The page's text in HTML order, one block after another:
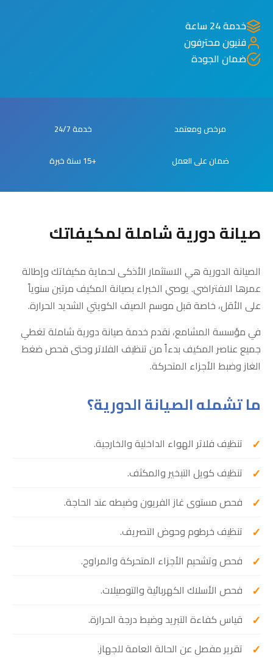
خدمة 24 ساعة
فنيون محترفون
ضمان الجودة
مرخص ومعتمد خدمة 24/7
ضمان على العمل +15 سنة خبرة
صيانة دورية شاملة لمكيفاتك
الصيانة الدورية هي الاستثمار الأذكى لحماية مكيفاتك وإطالة
عمرها الافتراضي. يوصي الخبراء بصيانة المكيف مرتين سنوياً
على الأقل، خاصة قبل موسم الصيف الكويتي الشديد الحرارة.
في مؤسسة المشامع، نقدم خدمة صيانة دورية شاملة تغطي
جميع عناصر المكيف بدءاً من تنظيف الفلاتر وحتى فحص ضغط
الغاز وضبط الأجزاء المتحركة.
ما تشمله الصيانة الدورية؟
تنظيف فلاتر الهواء الداخلية والخارجية.
تنظيف كويل التبخير والمكثف.
فحص مستوى غاز الفريون وضبطه عند الحاجة.
تنظيف خرطوم وحوض التصريف.
فحص وتشحيم الأجزاء المتحركة والمراوح.
فحص الأسلاك الكهربائية والتوصيلات.
قياس كفاءة التبريد وضبط درجة الحرارة.
تقرير مفصل عن الحالة العامة للجهاز.